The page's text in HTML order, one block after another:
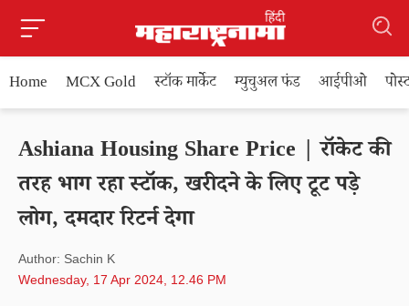
Home MCX Gold स्टॉक मार्केट म्युचुअल फंड आईपीओ
Ashiana Housing Share Price | रॉकेट की
तरह भाग रहा स्टॉक, खरीदने के लिए टूट पड़े
लोग, दमदार रिटर्न देगा
Author: Sachin K
Wednesday, 17 Apr 2024, 12.46 PM